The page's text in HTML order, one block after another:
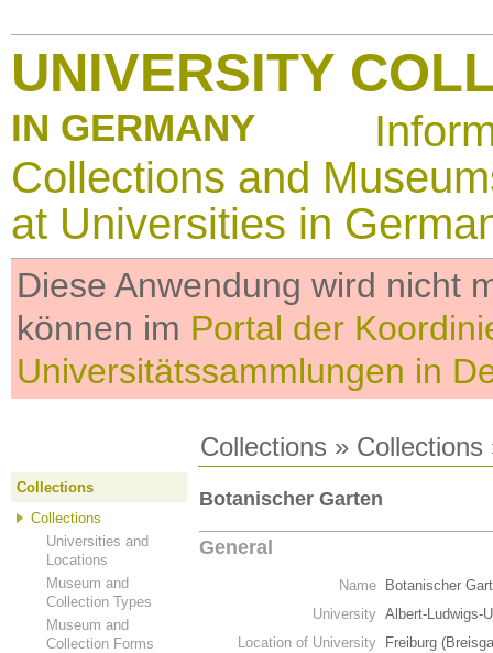
UNIVERSITY
IN GERMANY
Collections and
at Universities in
Diese Anwendung wird nicht
können im Portal der
Universitätssammlungen in
Collections » Collections
Collections
Collections
Universities and
Locations
Museum and
Collection Types
Museum and
Collection Forms
Botanischer Garten
General
Name
Botanischer
University Albert-Ludwigs-
Location of University
Freiburg